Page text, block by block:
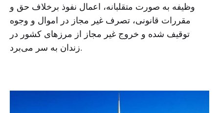
وظیفه به صورت متقلبانه، اعمال نفوذ برخلاف حق و
مقررات قانونی، تصرف غیر مجاز در اموال و وجوه
توقیف شده و خروج غیر مجاز از مرزهای کشور در
زندان به سر می‌برد.